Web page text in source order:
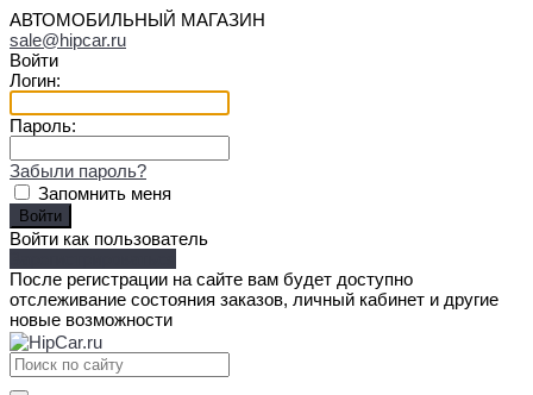
АВТОМОБИЛЬНЫЙ МАГАЗИН
sale@hipcar.ru
Войти
Логин:
Пароль:
Забыли пароль?
Запомнить меня
Войти как пользователь
После регистрации на сайте вам будет доступно
отслеживание состояния заказов, личный кабинет и другие
новые возможности